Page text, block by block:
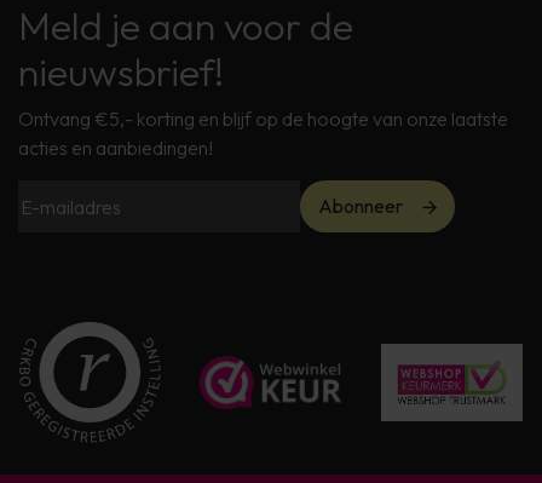
Meld je aan voor de
nieuwsbrief!
Ontvang €5,- korting en blijf op de hoogte van onze laatste
acties en aanbiedingen!
Abonneer